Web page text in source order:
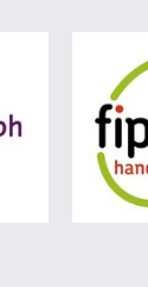
du travail
visiter les site